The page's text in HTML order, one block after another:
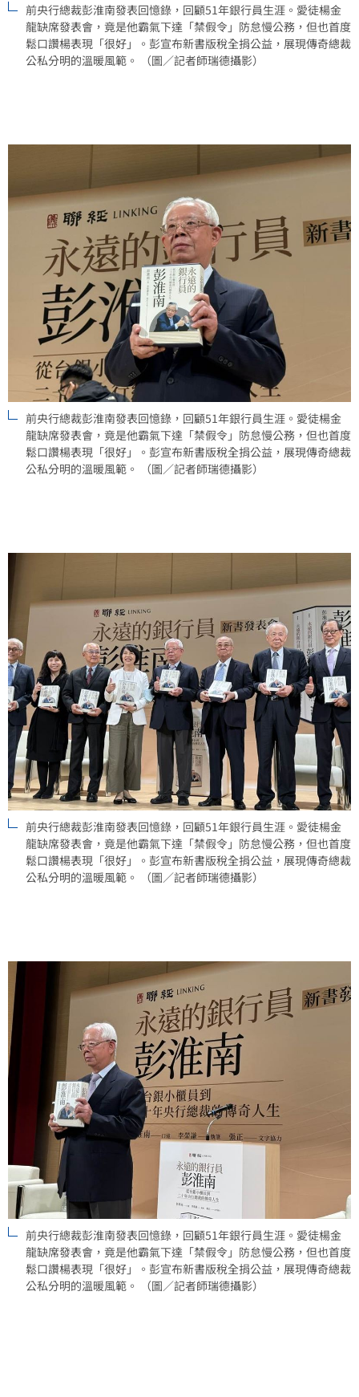
前央行總裁彭淮南發表回憶錄，回顧51年銀行員生涯。愛徒楊金
龍缺席發表會，竟是他霸氣下達「禁假令」防怠慢公務，但也首度
鬆口讚楊表現「很好」。彭宣布新書版稅全捐公益，展現傳奇總裁
公私分明的溫暖風範。 （圖／記者師瑞德攝影）
前央行總裁彭淮南發表回憶錄，回顧51年銀行員生涯。愛徒楊金
龍缺席發表會，竟是他霸氣下達「禁假令」防怠慢公務，但也首度
鬆口讚楊表現「很好」。彭宣布新書版稅全捐公益，展現傳奇總裁
公私分明的溫暖風範。 （圖／記者師瑞德攝影）
前央行總裁彭淮南發表回憶錄，回顧51年銀行員生涯。愛徒楊金
龍缺席發表會，竟是他霸氣下達「禁假令」防怠慢公務，但也首度
鬆口讚楊表現「很好」。彭宣布新書版稅全捐公益，展現傳奇總裁
公私分明的溫暖風範。 （圖／記者師瑞德攝影）
前央行總裁彭淮南發表回憶錄，回顧51年銀行員生涯。愛徒楊金
龍缺席發表會，竟是他霸氣下達「禁假令」防怠慢公務，但也首度
鬆口讚楊表現「很好」。彭宣布新書版稅全捐公益，展現傳奇總裁
公私分明的溫暖風範。 （圖／記者師瑞德攝影）